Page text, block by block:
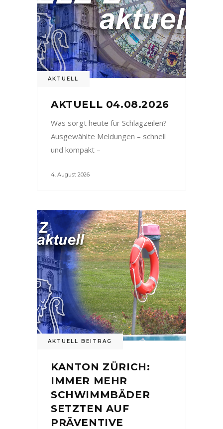
AKTUELL
AKTUELL 04.08.2026
Was sorgt heute für Schlagzeilen?
Ausgewählte Meldungen – schnell
und kompakt –
4. August 2026
AKTUELL BEITRAG
KANTON ZÜRICH:
IMMER MEHR
SCHWIMMBÄDER
SETZTEN AUF
PRÄVENTIVE